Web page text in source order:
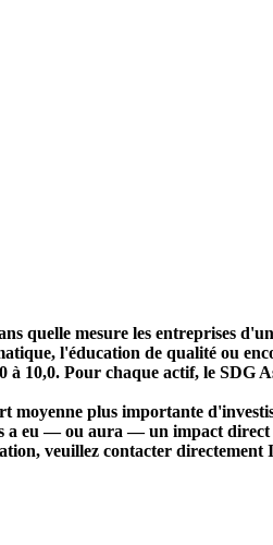
quelle mesure les entreprises
l'éducation de qualité ou
à 10,0. Pour chaque actif, le
moyenne plus importante
a eu — ou aura — un impact
veuillez contacter